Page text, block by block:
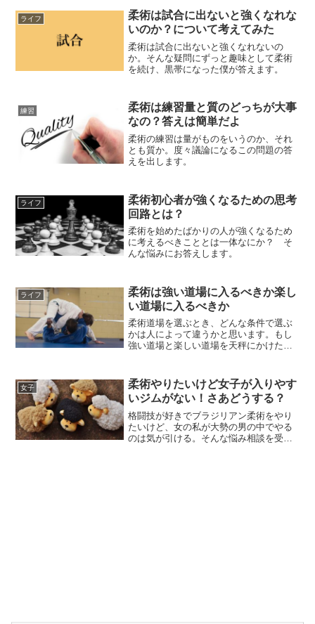
ライフ
柔術は試合に出ないと強くなれな
いのか？について考えてみた
柔術は試合に出ないと強くなれないの
か。そんな疑問にずっと趣味として柔術
を続け、黒帯になった僕が答えます。
練習
柔術は練習量と質のどっちが大事
なの？答えは簡単だよ
柔術の練習は量がものをいうのか、それ
とも質か。度々議論になるこの問題の答
えを出します。
ライフ
柔術初心者が強くなるための思考
回路とは？
柔術を始めたばかりの人が強くなるため
に考えるべきこととは一体なにか？ そ
んな悩みにお答えします。
ライフ
柔術は強い道場に入るべきか楽し
い道場に入るべきか
柔術道場を選ぶとき、どんな条件で選ぶ
かは人によって違うかと思います。もし
強い道場と楽しい道場を天秤にかけたと
女子
柔術やりたいけど女子が入りやす
いジムがない！さあどうする？
格闘技が好きでブラジリアン柔術をやり
たいけど、女の私が大勢の男の中でやる
のは気が引ける。そんな悩み相談を受け